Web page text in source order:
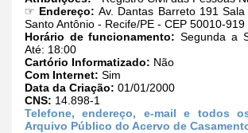
☞ Endereço: Av. Dantas Barreto 191
Santo Antônio - Recife/PE - CEP 50010-919
Horário de funcionamento: Segunda a
Até: 18:00
Cartório Informatizado: Não
Com Internet: Sim
Data da Criação: 01/01/2000
CNS: 14.898-1
Telefone, endereço, e-mail e todos
Arquivo Público do Acervo de